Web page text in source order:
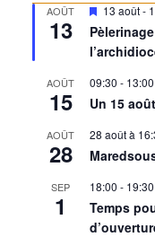
AOÛT
13
Mis
en
avant
13 août-
AOÛT
15
09:30 - 13:00
Un 15
AOÛT
28
28 août à
SEP
1
18:00 - 19:30
Temps